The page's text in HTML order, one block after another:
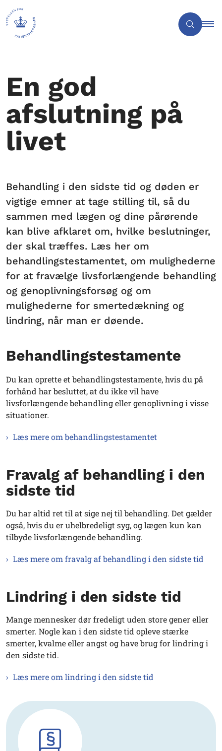
En god
afslutning på
livet
Behandling i den sidste tid og døden er
vigtige emner at tage stilling til, så du
sammen med lægen og dine pårørende
kan blive afklaret om, hvilke beslutninger,
der skal træffes. Læs her om
behandlingstestamentet, om mulighederne
for at fravælge livsforlængende behandling
og genoplivningsforsøg og om
mulighederne for smertedækning og
lindring, når man er døende.
Behandlingstestamente
Du kan oprette et behandlingstestamente, hvis du på
forhånd har besluttet, at du ikke vil have
livsforlængende behandling eller genoplivning i visse
situationer.
Læs mere om behandlingstestamentet
Fravalg af behandling i den
sidste tid
Du har altid ret til at sige nej til behandling. Det gælder
også, hvis du er uhelbredeligt syg, og lægen kun kan
tilbyde livsforlængende behandling.
Læs mere om fravalg af behandling i den sidste tid
Lindring i den sidste tid
Mange mennesker dør fredeligt uden store gener eller
smerter. Nogle kan i den sidste tid opleve stærke
smerter, kvalme eller angst og have brug for lindring i
den sidste tid.
Læs mere om lindring i den sidste tid